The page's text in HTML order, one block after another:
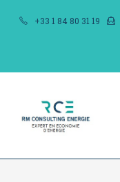
+33 1 84 80 31 19